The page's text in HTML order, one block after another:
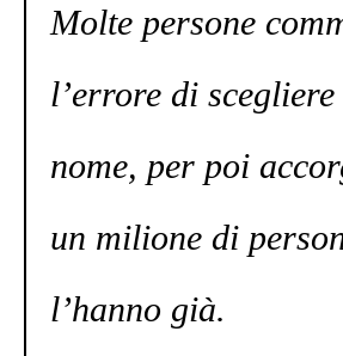
Molte persone
l’errore di
nome, per poi
un milione di
l’hanno già.